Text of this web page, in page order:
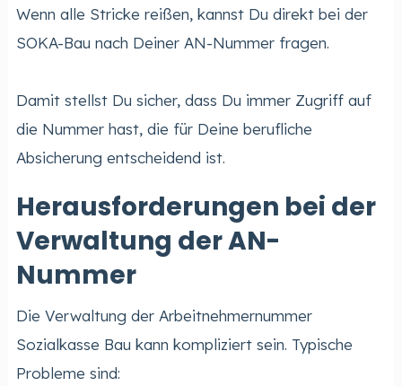
Wenn alle Stricke reißen, kannst Du direkt bei der
SOKA-Bau nach Deiner AN-Nummer fragen.
Damit stellst Du sicher, dass Du immer Zugriff auf
die Nummer hast, die für Deine berufliche
Absicherung entscheidend ist.
Herausforderungen bei der
Verwaltung der AN-
Nummer
Die Verwaltung der Arbeitnehmernummer
Sozialkasse Bau kann kompliziert sein. Typische
Probleme sind: